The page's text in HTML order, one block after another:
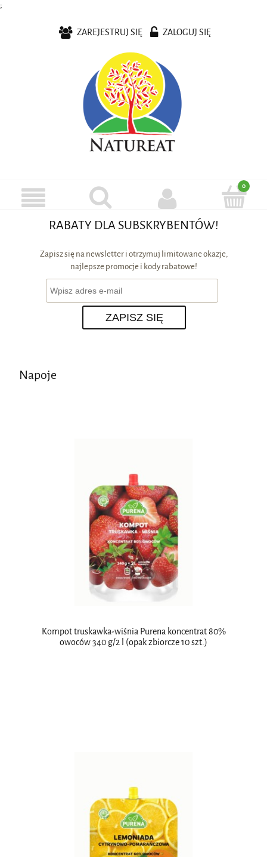
;
ZAREJESTRUJ SIĘ ZALOGUJ SIĘ
RABATY DLA SUBSKRYBENTÓW!
Zapisz się na newsletter i otrzymuj limitowane okazje,
najlepsze promocje i kody rabatowe!
ZAPISZ SIĘ
Napoje
Kompot truskawka-wiśnia Purena koncentrat 80%
owoców 340 g/2 l (opak zbiorcze 10 szt.)